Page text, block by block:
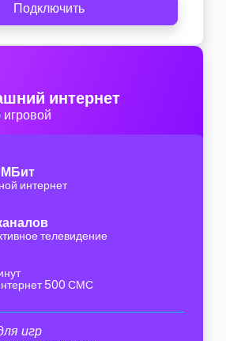
Подключить
интернет
МБит
интернет
телевидение
500 СМС
игр